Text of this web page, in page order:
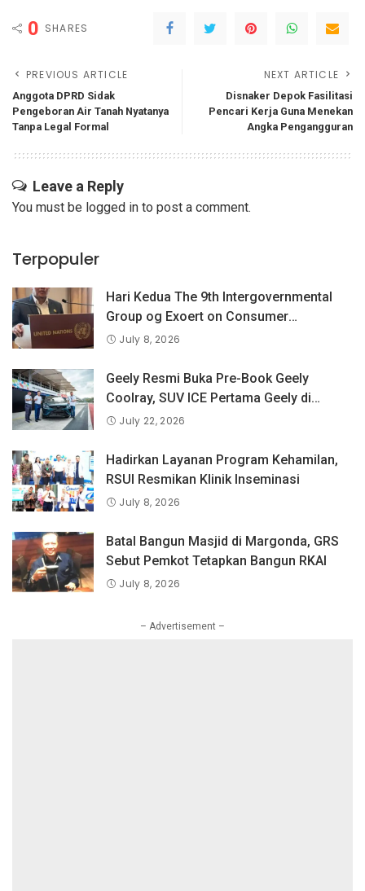
0 SHARES
PREVIOUS ARTICLE
Anggota DPRD Sidak
Pengeboran Air Tanah Nyatanya‎
Tanpa Legal Formal
NEXT ARTICLE
Disnaker Depok Fasilitasi
Pencari Kerja Guna Menekan
Angka Pengangguran
Leave a Reply
You must be logged in to post a comment.
Terpopuler
Hari Kedua The 9th Intergovernmental
Group og Exoert on Consumer
Protection Law and Policy, BPKN RI
tentang Keselamatan Produk dan
Perlindungan Konsumen Digital
July 8, 2026
Geely Resmi Buka Pre-Book Geely
Coolray, SUV ICE Pertama Geely di
Indonesia yang Dipercaya Lebih dari 1,3
July 22, 2026
Hadirkan Layanan Program Kehamilan,
RSUI Resmikan Klinik Inseminasi
July 8, 2026
Batal Bangun Masjid di Margonda, GRS
Sebut Pemkot Tetapkan Bangun RKAI
July 8, 2026
– Advertisement –